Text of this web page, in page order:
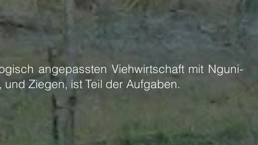
angepassten Viehwirtschaft mit Nguni-
Ziegen, ist Teil der Aufgaben.